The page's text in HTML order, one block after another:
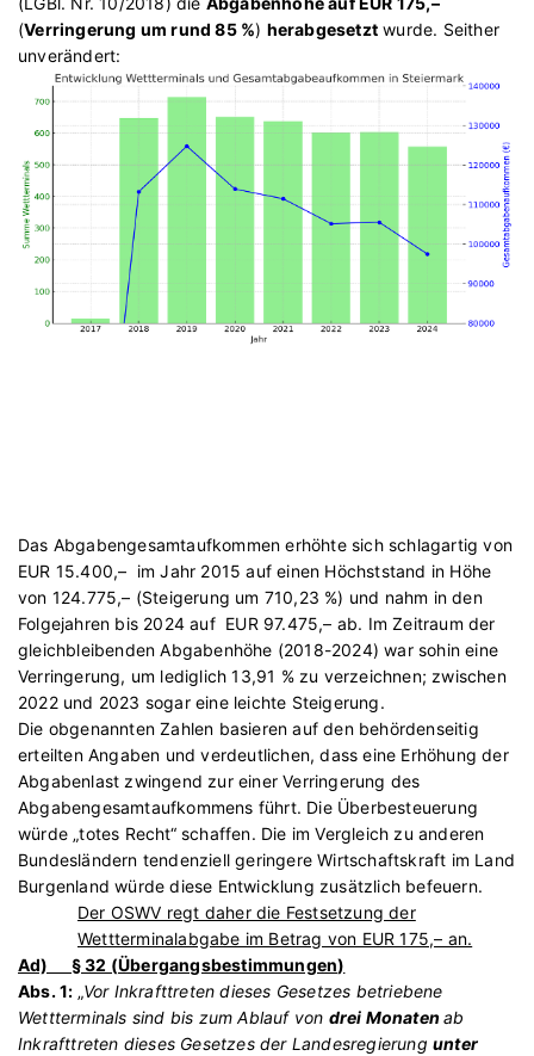
(Verringerung um rund 85 %) herabgesetzt wurde. Seither
unverändert:
Das Abgabengesamtaufkommen erhöhte sich schlagartig von
EUR 15.400,– im Jahr 2015 auf einen Höchststand in Höhe
von 124.775,– (Steigerung um 710,23 %) und nahm in den
Folgejahren bis 2024 auf EUR 97.475,– ab. Im Zeitraum der
gleichbleibenden Abgabenhöhe (2018-2024) war sohin eine
Verringerung, um lediglich 13,91 % zu verzeichnen; zwischen
2022 und 2023 sogar eine leichte Steigerung.
Die obgenannten Zahlen basieren auf den behördenseitig
erteilten Angaben und verdeutlichen, dass eine Erhöhung der
Abgabenlast zwingend zur einer Verringerung des
Abgabengesamtaufkommens führt. Die Überbesteuerung
würde „totes Recht“ schaffen. Die im Vergleich zu anderen
Bundesländern tendenziell geringere Wirtschaftskraft im Land
Burgenland würde diese Entwicklung zusätzlich befeuern.
Der OSWV regt daher die Festsetzung der
Wettterminalabgabe im Betrag von EUR 175,– an.
Ad) § 32 (Übergangsbestimmungen)
Abs. 1: „Vor Inkrafttreten dieses Gesetzes betriebene
Wettterminals sind bis zum Ablauf von drei Monatenab
Inkrafttreten dieses Gesetzes der Landesregierungunter